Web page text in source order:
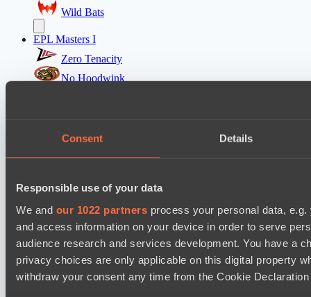
Consent Details
Responsible use of your data
We and our 1022 partners process your personal data,
and access information on your device in order to serve
audience research and services development. You have a
privacy choices are only applicable on this digital property
withdraw your consent any time from the Cookie
Wild Bats
EPL Masters I
Zero Tenacity
No Hoodwink
Shinigami Gaming
Dark Tamplars
Azure Dragons
Настройки файлов cookie Политика
конфиденциальностиДекларация о файлах cookieО нас
Поддержка:support@hawk.liveРеклама и сотрудничество:
adv@hawk.live
© 2026 Hawk Live LLC